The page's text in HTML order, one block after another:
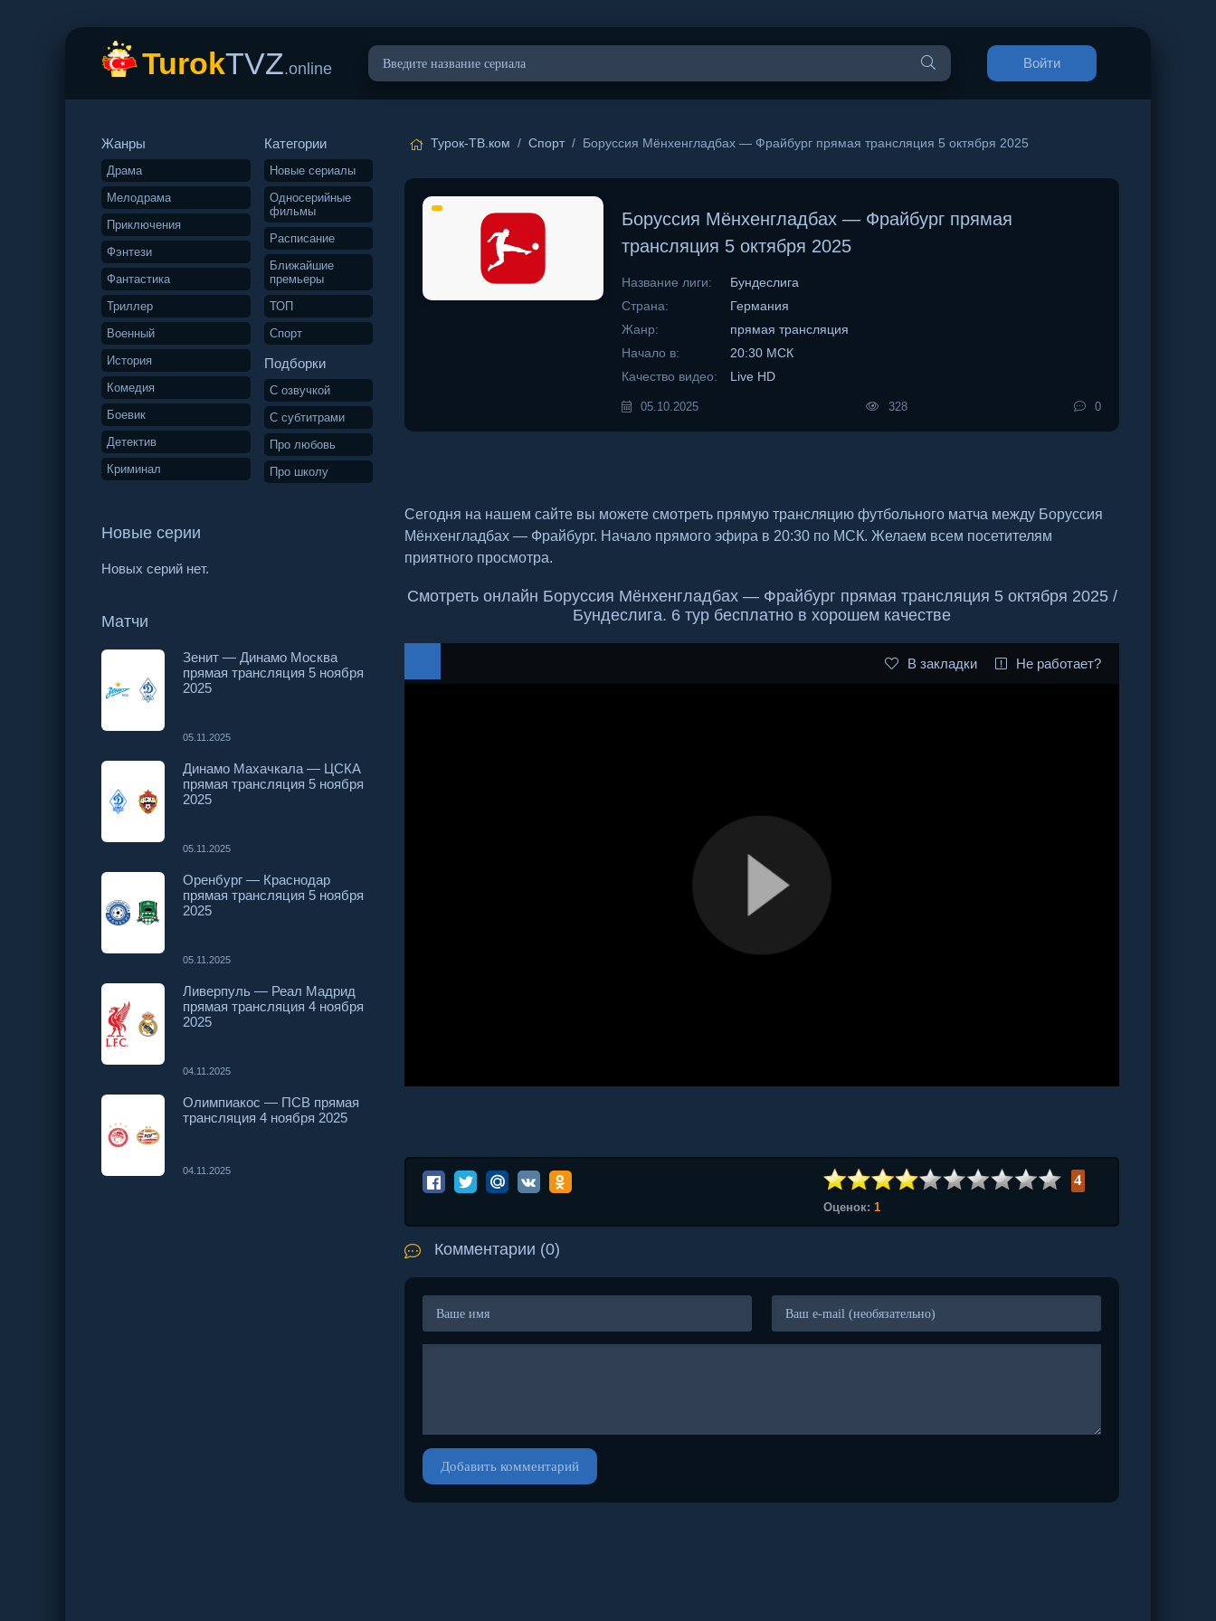
TurokTVZ.online Войти
Жанры
Драма
Мелодрама
Приключения
Фэнтези
Фантастика
Триллер
Военный
История
Комедия
Боевик
Детектив
Криминал
Категории
Новые сериалы
Односерийные
фильмы
Расписание
Ближайшие
премьеры
ТОП
Спорт
Подборки
С озвучкой
С субтитрами
Про любовь
Про школу
Новые серии
Новых серий нет.
Матчи
Зенит — Динамо Москва
прямая трансляция 5 ноября
2025
05.11.2025
Динамо Махачкала — ЦСКА
прямая трансляция 5 ноября
2025
05.11.2025
Оренбург — Краснодар
прямая трансляция 5 ноября
2025
05.11.2025
Ливерпуль — Реал Мадрид
прямая трансляция 4 ноября
2025
04.11.2025
Олимпиакос — ПСВ прямая
трансляция 4 ноября 2025
04.11.2025
Турок-ТВ.ком / Спорт/ Боруссия Мёнхенгладбах — Фрайбург прямая трансляция 5 октября 2025
Боруссия Мёнхенгладбах — Фрайбург прямая
трансляция 5 октября 2025
Название лиги:
Бундеслига
Страна:
Германия
Жанр:
прямая трансляция
Начало в:
20:30 МСК
Качество видео:
Live HD
05.10.2025 328 0
Сегодня на нашем сайте вы можете смотреть прямую трансляцию футбольного матча между Боруссия
Мёнхенгладбах — Фрайбург. Начало прямого эфира в 20:30 по МСК. Желаем всем посетителям
приятного просмотра.
Смотреть онлайн Боруссия Мёнхенгладбах — Фрайбург прямая трансляция 5 октября 2025 /
Бундеслига. 6 тур бесплатно в хорошем качестве
В закладки Не работает?
4
Оценок: 1
Комментарии (0)
Добавить комментарий